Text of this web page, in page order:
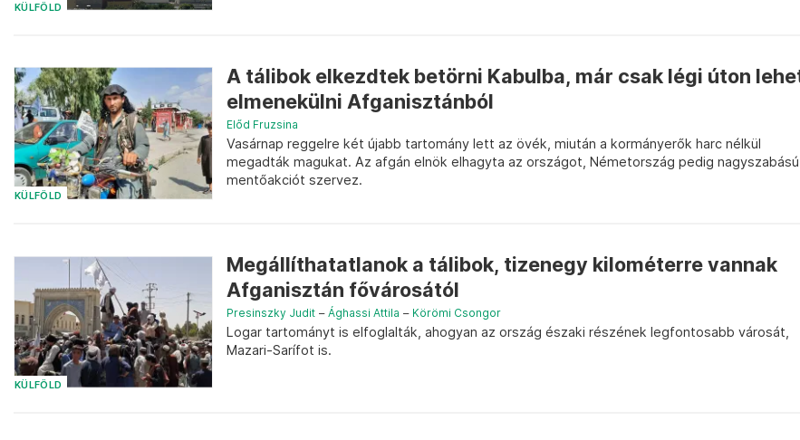
KÜLFÖLD
KÜLFÖLD
A tálibok elkezdtek betörni Kabulba, már csak légi úton
elmenekülni Afganisztánból
Előd Fruzsina
Vasárnap reggelre két újabb tartomány lett az övék, miután a kormányerők harc nélkül
megadták magukat. Az afgán elnök elhagyta az országot, Németország pedig nagyszabású
mentőakciót szervez.
KÜLFÖLD
Megállíthatatlanok a tálibok, tizenegy kilométerre vannak
Afganisztán fővárosától
Presinszky Judit – Ághassi Attila – Körömi Csongor
Logar tartományt is elfoglalták, ahogyan az ország északi részének legfontosabb városát,
Mazari-Sarífot is.